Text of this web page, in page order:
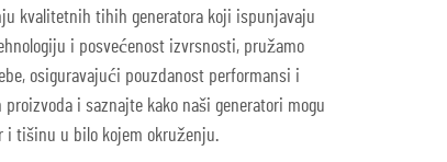
kvalitetnih tihih generatora koji ispunjavaju
i posvećenost izvrsnosti, pružamo
osiguravajući pouzdanost performansi i
i saznajte kako naši generatori mogu
i tišinu u bilo kojem okruženju.